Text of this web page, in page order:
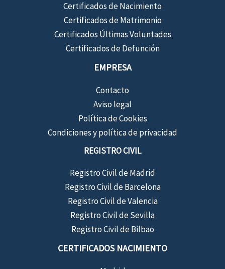
Certificados de Nacimiento
Certificados de Matrimonio
Certificados Últimas Voluntades
Certificados de Defunción
EMPRESA
Contacto
Aviso legal
Política de Cookies
Condiciones y política de privacidad
REGISTRO CIVIL
Registro Civil de Madrid
Registro Civil de Barcelona
Registro Civil de Valencia
Registro Civil de Sevilla
Registro Civil de Bilbao
CERTIFICADOS NACIMIENTO